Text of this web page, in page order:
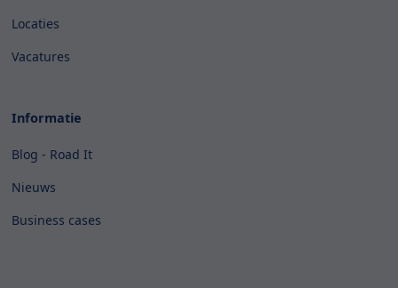
Locaties
Vacatures
Informatie
Blog - Road It
Nieuws
Business cases